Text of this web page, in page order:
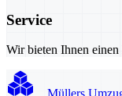
Service
Wir bieten Ihnen